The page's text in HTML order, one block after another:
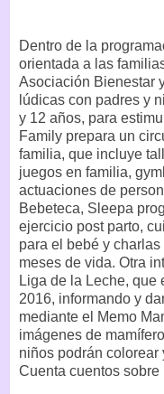
Dentro de la
orientada a las
Asociación Bienestar
lúdicas con padres y
y 12 años, para
Family prepara un
familia, que incluye
juegos en familia,
actuaciones de
Bebeteca, Sleepa
ejercicio post parto,
para el bebé y
meses de vida. Otra
Liga de la Leche, que
2016, informando y
mediante el Memo
imágenes de
niños podrán colorear
Cuenta cuentos sobre